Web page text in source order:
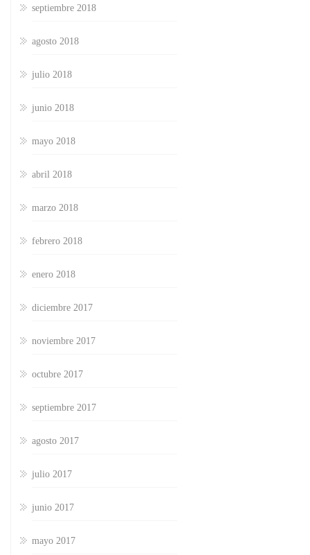
septiembre 2018
agosto 2018
julio 2018
junio 2018
mayo 2018
abril 2018
marzo 2018
febrero 2018
enero 2018
diciembre 2017
noviembre 2017
octubre 2017
septiembre 2017
agosto 2017
julio 2017
junio 2017
mayo 2017